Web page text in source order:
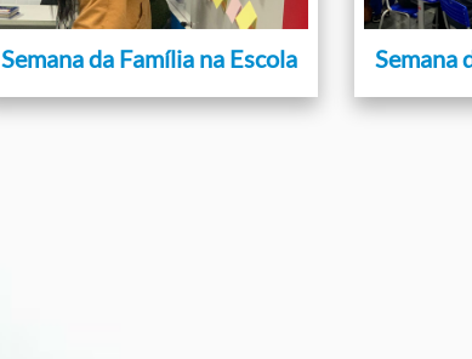
Semana da Família na Escola Semana